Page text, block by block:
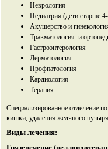
Неврология
Педиатрия (дети старше
Акушерство и
Травматология и
Гастроэнтерология
Дерматология
Профпатология
Кардиология
Терапия
Специализированное отделение
кишки, удаления желчного
Виды лечения: